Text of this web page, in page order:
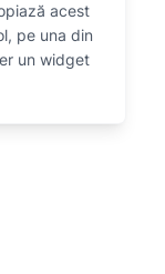
acest
pe una din
un widget